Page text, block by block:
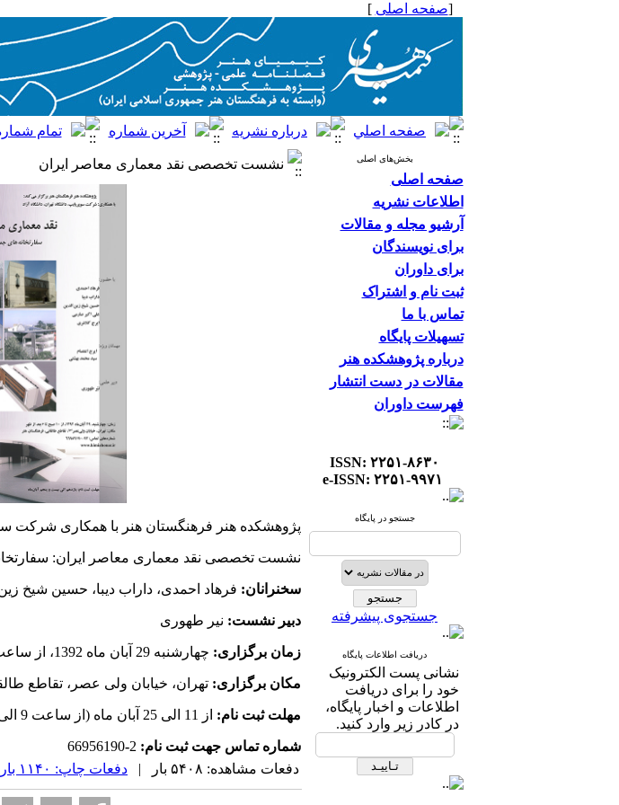
[صفحه اصلی ]
بخش‌های اصلی
صفحه اصلی
اطلاعات نشریه
آرشیو مجله و مقالات
برای نویسندگان
برای داوران
ثبت نام و اشتراک
تماس با ما
تسهیلات پایگاه
درباره پژوهشکده هنر
مقالات در دست انتشار
فهرست داوران
ISSN: ۲۲۵۱-۸۶۳۰
e-ISSN: ۲۲۵۱-۹۹۷۱
جستجو در پایگاه
جستجوی پیشرفته
دریافت اطلاعات پایگاه
نشانی پست الکترونیک
خود را برای دریافت
اطلاعات و اخبار پایگاه،
در کادر زیر وارد کنید.
نشست تخصصی نقد معماری معاصر ایران
پژوهشکده هنر فرهنگستان هنر با همکاری شرکت
نشست تخصصی نقد معماری معاصر ایران:
سخنرانان: فرهاد احمدی، داراب دیبا، حسین شیخ
دبیر نشست: نیر طهوری
زمان برگزاری: چهارشنبه 29 آبان ماه 1392، از ساعت 10 صبح تا 6 عصر
مکان برگزاری:تهران، خیابان ولی عصر، تقاطع طالقانی، شماره
مهلت ثبت نام: از 11 الی 25 آبان ماه (از ساعت 9 الی 14)
شماره تماس جهت ثبت نام: -
66956190
دفعات مشاهده: ۵۴۰۸ بار | دفعات چاپ: ۱۱۴۰ بار